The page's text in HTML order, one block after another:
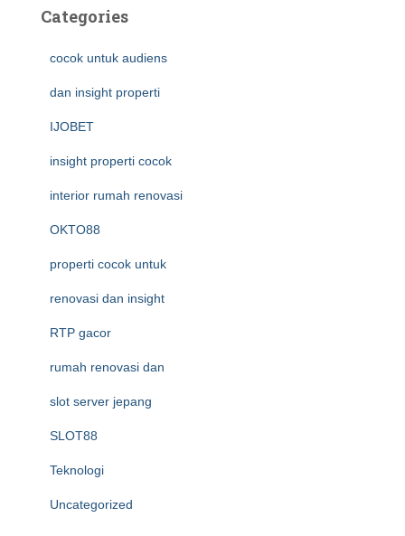
Categories
cocok untuk audiens
dan insight properti
IJOBET
insight properti cocok
interior rumah renovasi
OKTO88
properti cocok untuk
renovasi dan insight
RTP gacor
rumah renovasi dan
slot server jepang
SLOT88
Teknologi
Uncategorized